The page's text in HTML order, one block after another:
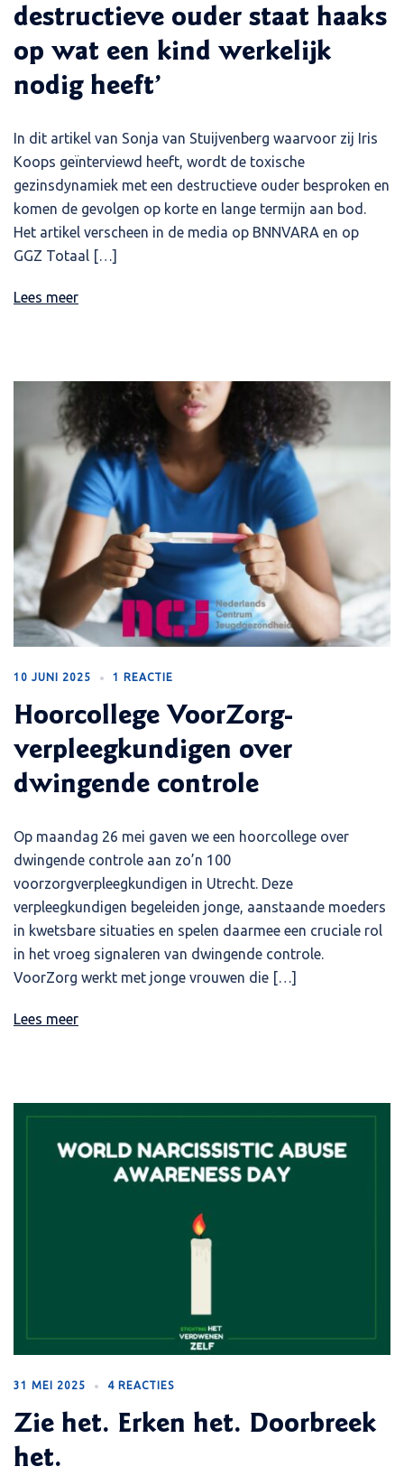
destructieve ouder staat haaks
op wat een kind werkelijk
nodig heeft’
In dit artikel van Sonja van Stuijvenberg waarvoor zij Iris
Koops geïnterviewd heeft, wordt de toxische
gezinsdynamiek met een destructieve ouder besproken en
komen de gevolgen op korte en lange termijn aan bod.
Het artikel verscheen in de media op BNNVARA en op
GGZ Totaal […]
Lees meer
10 JUNI 2025 1 REACTIE
Hoorcollege VoorZorg-
verpleegkundigen over
dwingende controle
Op maandag 26 mei gaven we een hoorcollege over
dwingende controle aan zo’n 100
voorzorgverpleegkundigen in Utrecht. Deze
verpleegkundigen begeleiden jonge, aanstaande moeders
in kwetsbare situaties en spelen daarmee een cruciale rol
in het vroeg signaleren van dwingende controle.
VoorZorg werkt met jonge vrouwen die […]
Lees meer
31 MEI 2025 4 REACTIES
Zie het. Erken het. Doorbreek
het.